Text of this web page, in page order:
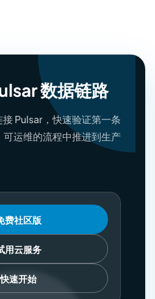
数据链路
Pulsar，快速验证第一条
运维的流程中推进到生产
费社区版
用云服务
快速开始